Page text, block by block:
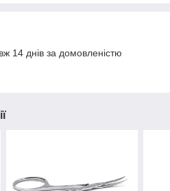
14 днів за домовленістю